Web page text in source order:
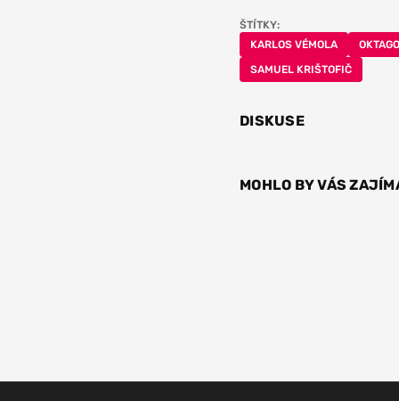
ŠTÍTKY:
KARLOS VÉMOLA
SAMUEL KRIŠTOFIČ
DISKUSE
MOHLO BY VÁS